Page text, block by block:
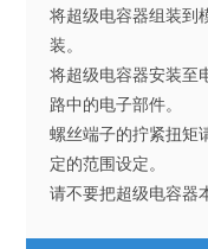
将超级电容器组装到
装。
将超级电容器安装至
路中的电子部件。
螺丝端子的拧紧扭矩
定的范围设定。
请不要把超级电容器